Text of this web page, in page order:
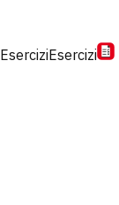
EserciziEsercizi